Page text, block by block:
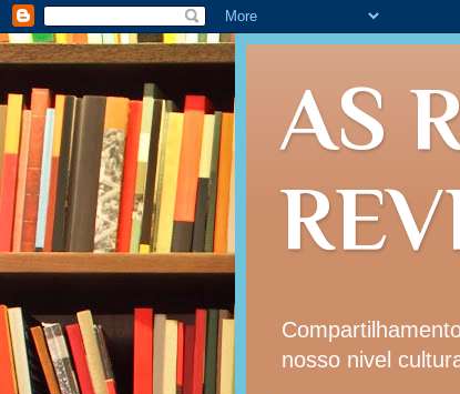
AS
nosso nivel